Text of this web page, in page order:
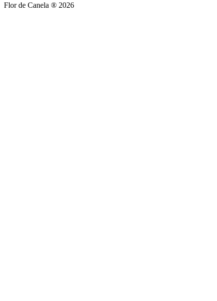
Flor de Canela ® 2026